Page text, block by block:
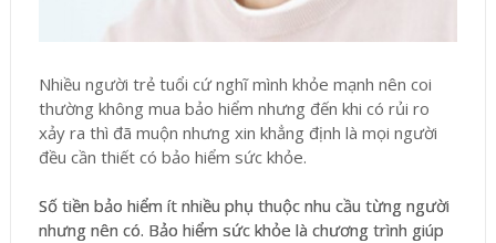
Nhiều người trẻ tuổi cứ nghĩ mình khỏe mạnh nên coi
thường không mua bảo hiểm nhưng đến khi có rủi ro
xảy ra thì đã muộn nhưng xin khẳng định là mọi người
đều cần thiết có bảo hiểm sức khỏe.
Số tiền bảo hiểm ít nhiều phụ thuộc nhu cầu từng người
nhưng nên có. Bảo hiểm sức khỏe là chương trình giúp